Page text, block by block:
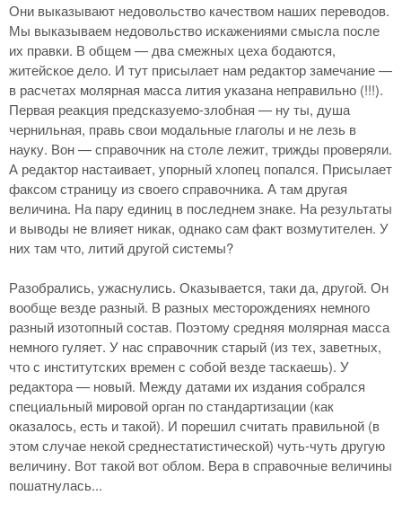
Они выказывают недовольство качеством наших переводов.
Мы выказываем недовольство искажениями смысла после
их правки. В общем — два смежных цеха бодаются,
житейское дело. И тут присылает нам редактор замечание —
в расчетах молярная масса лития указана неправильно (!!!).
Первая реакция предсказуемо-злобная — ну ты, душа
чернильная, правь свои модальные глаголы и не лезь в
науку. Вон — справочник на столе лежит, трижды проверяли.
А редактор настаивает, упорный хлопец попался. Присылает
факсом страницу из своего справочника. А там другая
величина. На пару единиц в последнем знаке. На результаты
и выводы не влияет никак, однако сам факт возмутителен. У
них там что, литий другой системы?
Разобрались, ужаснулись. Оказывается, таки да, другой. Он
вообще везде разный. В разных месторождениях немного
разный изотопный состав. Поэтому средняя молярная масса
немного гуляет. У нас справочник старый (из тех, заветных,
что с институтских времен с собой везде таскаешь). У
редактора — новый. Между датами их издания собрался
специальный мировой орган по стандартизации (как
оказалось, есть и такой). И порешил считать правильной (в
этом случае некой среднестатистической) чуть-чуть другую
величину. Вот такой вот облом. Вера в справочные величины
пошатнулась...